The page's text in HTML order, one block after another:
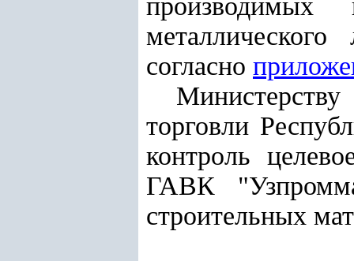
производимых
согласно
торговли
контроль
ГАВК
строительных